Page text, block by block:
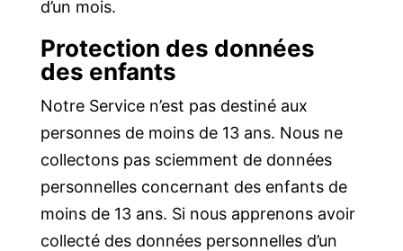
d’un mois.
Protection des données
des enfants
Notre Service n’est pas destiné aux
personnes de moins de 13 ans. Nous ne
collectons pas sciemment de données
personnelles concernant des enfants de
moins de 13 ans. Si nous apprenons avoir
collecté des données personnelles d’un